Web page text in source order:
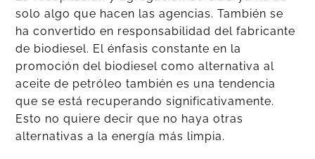
solo algo que hacen las agencias. También se
ha convertido en responsabilidad del fabricante
de biodiesel. El énfasis constante en la
promoción del biodiesel como alternativa al
aceite de petróleo también es una tendencia
que se está recuperando significativamente.
Esto no quiere decir que no haya otras
alternativas a la energía más limpia.